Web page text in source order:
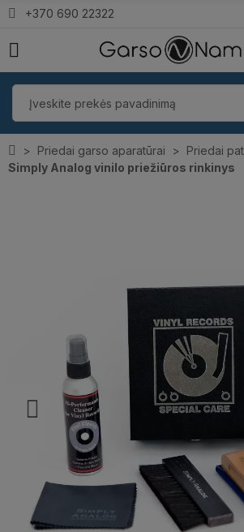
+370 690 22322
Priedai garso aparatūrai
Priedai
Simply Analog vinilo priežiūros rinkinys